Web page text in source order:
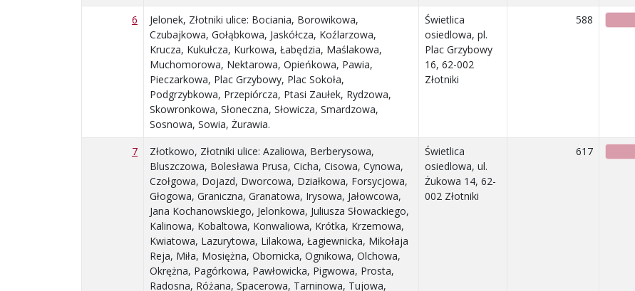
6
Jelonek, Złotniki ulice: Bociania, Borowikowa,
Czubajkowa, Gołąbkowa, Jaskółcza, Koźlarzowa,
Krucza, Kukułcza, Kurkowa, Łabędzia, Maślakowa,
Muchomorowa, Nektarowa, Opieńkowa, Pawia,
Pieczarkowa, Plac Grzybowy, Plac Sokoła,
Podgrzybkowa, Przepiórcza, Ptasi Zaułek, Rydzowa,
Skowronkowa, Słoneczna, Słowicza, Smardzowa,
Sosnowa, Sowia, Żurawia.
Świetlica
osiedlowa, pl.
Plac Grzybowy
16, 62-002
Złotniki
588
7
Złotkowo, Złotniki ulice: Azaliowa, Berberysowa,
Bluszczowa, Bolesława Prusa, Cicha, Cisowa, Cynowa,
Czołgowa, Dojazd, Dworcowa, Działkowa, Forsycjowa,
Głogowa, Graniczna, Granatowa, Irysowa, Jałowcowa,
Jana Kochanowskiego, Jelonkowa, Juliusza Słowackiego,
Kalinowa, Kobaltowa, Konwaliowa, Krótka, Krzemowa,
Kwiatowa, Lazurytowa, Lilakowa, Łagiewnicka, Mikołaja
Reja, Miła, Mosiężna, Obornicka, Ognikowa, Olchowa,
Okrężna, Pagórkowa, Pawłowicka, Pigwowa, Prosta,
Radosna, Różana, Spacerowa, Tarninowa, Tujowa,
Świetlica
osiedlowa, ul.
Żukowa 14, 62-
002 Złotniki
617